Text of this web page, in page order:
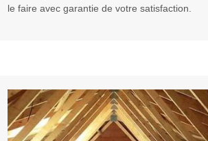
le faire avec garantie de votre satisfaction.